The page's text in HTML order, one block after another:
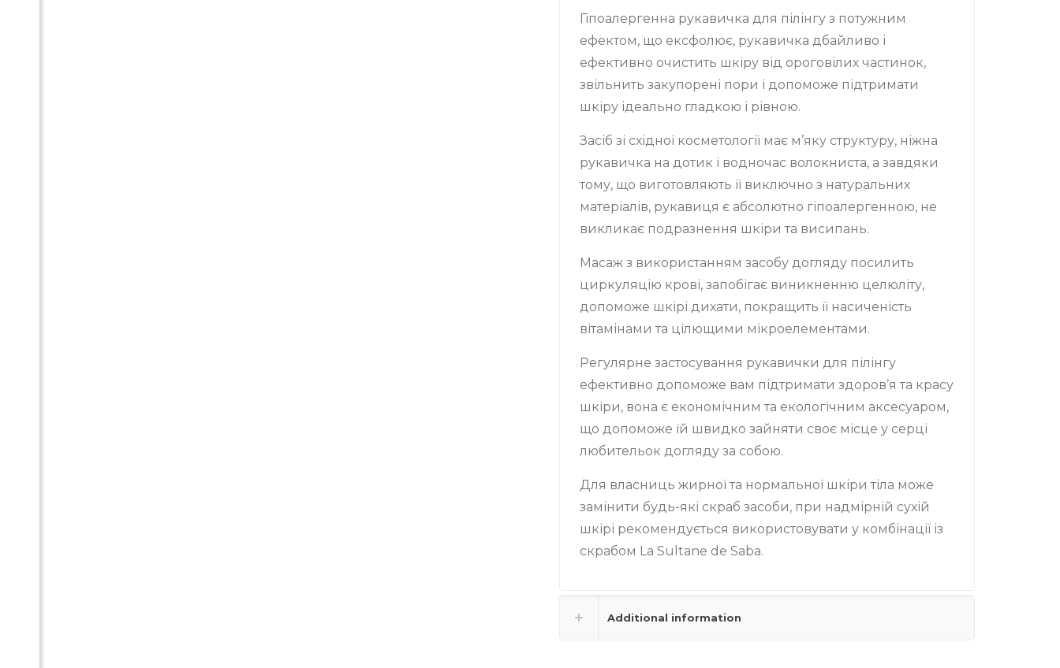
Гіпоалергенна рукавичка для пілінгу з потужним
ефектом, що ексфолює, рукавичка дбайливо і
ефективно очистить шкіру від ороговілих частинок,
звільнить закупорені пори і допоможе підтримати
шкіру ідеально гладкою і рівною.
Засіб зі східної косметології має м’яку структуру, ніжна
рукавичка на дотик і водночас волокниста, а завдяки
тому, що виготовляють її виключно з натуральних
матеріалів, рукавиця є абсолютно гіпоалергенною, не
викликає подразнення шкіри та висипань.
Масаж з використанням засобу догляду посилить
циркуляцію крові, запобігає виникненню целюліту,
допоможе шкірі дихати, покращить її насиченість
вітамінами та цілющими мікроелементами.
Регулярне застосування рукавички для пілінгу
ефективно допоможе вам підтримати здоров’я та красу
шкіри, вона є економічним та екологічним аксесуаром,
що допоможе їй швидко зайняти своє місце у серці
любительок догляду за собою.
Для власниць жирної та нормальної шкіри тіла може
замінити будь-які скраб засоби, при надмірній сухій
шкірі рекомендується використовувати у комбінації із
скрабом La Sultane de Saba.
Additional information